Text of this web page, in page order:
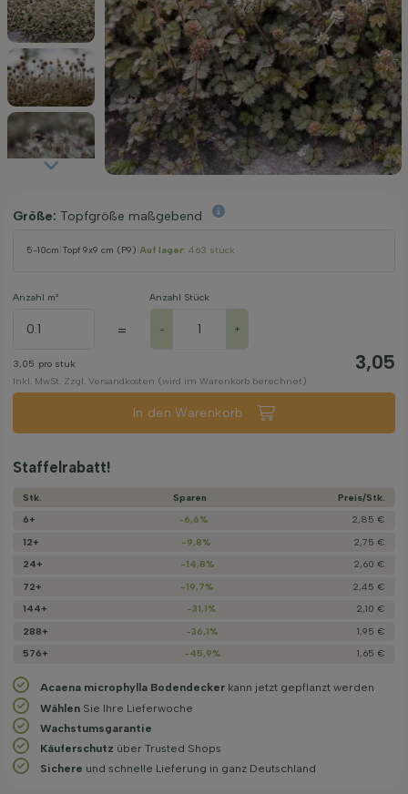
Größe: Topfgröße maßgebend
5-10cm Topf 9x9 cm (P9) Auf lager: 463 stück
Anzahl m²
=
Anzahl Stück
- +
3,05 pro stuk 3,05
Inkl. MwSt. Zzgl. Versandkosten (wird im Warenkorb berechnet)
In den Warenkorb
Staffelrabatt!
Stk. Sparen
Preis/­Stk.
6+
-6,6%
2,85 €
12+
-9,8%
2,75 €
24+
-14,8%
2,60 €
72+
-19,7%
2,45 €
144+
-31,1%
2,10 €
288+
-36,1%
1,95 €
576+
-45,9% 1,65 €
Acaena microphylla Bodendecker kann jetzt gepflanzt werden
Wählen Sie Ihre Lieferwoche
Wachstums­garantie
Käuferschutz über Trusted Shops
Sichere und schnelle Lieferung in ganz Deutschland